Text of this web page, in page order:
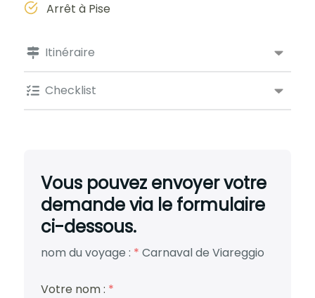
Itinéraire
Checklist
Arrêt à Pise
Vous pouvez envoyer votre
demande via le formulaire
ci-dessous.
nom du voyage : * Carnaval de Viareggio
Votre nom : *